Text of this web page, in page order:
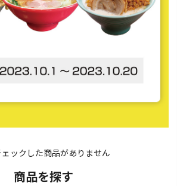
ックした商品がありません
商品を探す